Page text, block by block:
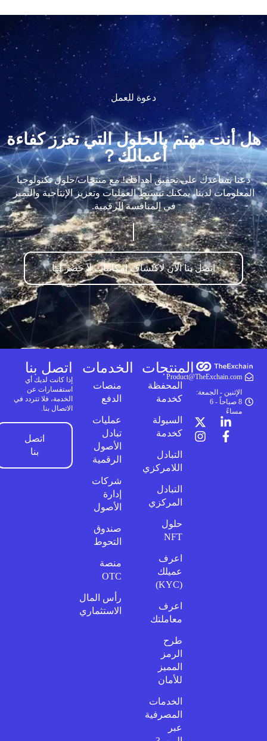
دعوة للعمل
هل أنت مهتم بالحلول التي تعزز كفاءة
أعمالك？
دعنا نساعدك على تحقيق أهدافك! مع منتجات/حلول تكنولوجيا
المعلومات لدينا، يمكنك تبسيط العمليات وتعزيز الإنتاجية والتميز
في المنافسة الرقمية.
اتصل بنا الآن لاكتشاف إمكانيات لا حصر لها
Product@TheExchain.com
الإثنين - الجمعة:
8 صباحاً - 6
مساءً
المنتجات
المحفظة
كخدمة
السيولة
كخدمة
التبادل
اللامركزي
التبادل
المركزي
حلول
NFT
اعرف
عميلك
اعرف
معاملتك
طرح
الرمز
المميز
للأمان
الخدمات
المصرفية
عبر
الخدمات
منصات
الدفع
عمليات
تبادل
الأصول
الرقمية
شركات
إدارة
الأصول
صندوق
التحوط
منصة
OTC
رأس المال
الاستثماري
اتصل بنا
إذا كانت لديك أي
استفسارات عن
الخدمة، فلا تتردد في
الاتصال بنا.
اتصل
بنا